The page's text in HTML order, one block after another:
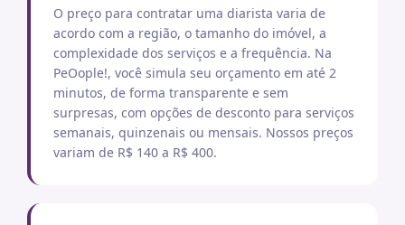
O preço para contratar uma diarista varia de
acordo com a região, o tamanho do imóvel, a
complexidade dos serviços e a frequência. Na
PeOople!, você simula seu orçamento em até 2
minutos, de forma transparente e sem
surpresas, com opções de desconto para serviços
semanais, quinzenais ou mensais. Nossos preços
variam de R$ 140 a R$ 400.